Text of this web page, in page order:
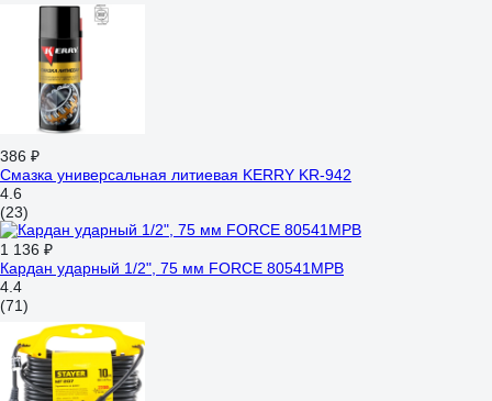
386 ₽
Смазка универсальная литиевая KERRY KR-942
4.6
(23)
1 136 ₽
Кардан ударный 1/2", 75 мм FORCE 80541MPB
4.4
(71)